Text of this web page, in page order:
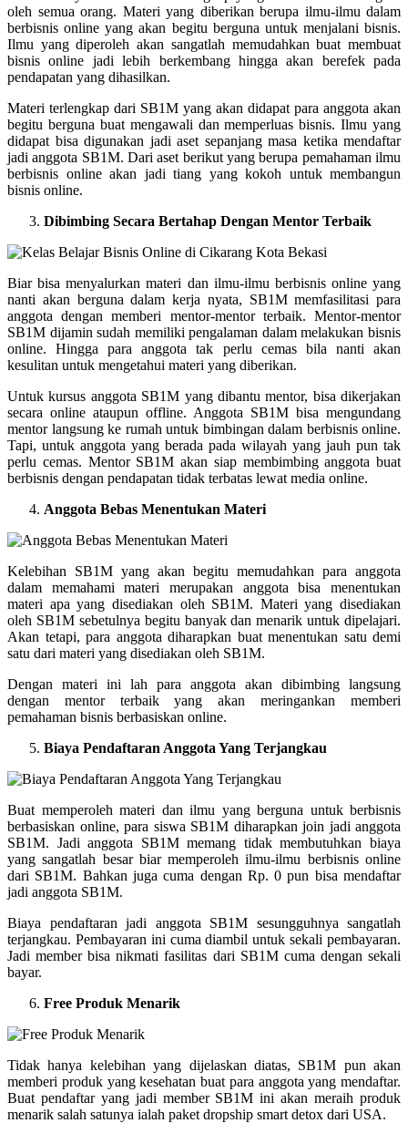
oleh semua orang. Materi yang diberikan berupa ilmu-ilmu dalam
berbisnis online yang akan begitu berguna untuk menjalani bisnis.
Ilmu yang diperoleh akan sangatlah memudahkan buat membuat
bisnis online jadi lebih berkembang hingga akan berefek pada
pendapatan yang dihasilkan.
Materi terlengkap dari SB1M yang akan didapat para anggota akan
begitu berguna buat mengawali dan memperluas bisnis. Ilmu yang
didapat bisa digunakan jadi aset sepanjang masa ketika mendaftar
jadi anggota SB1M. Dari aset berikut yang berupa pemahaman ilmu
berbisnis online akan jadi tiang yang kokoh untuk membangun
bisnis online.
Dibimbing Secara Bertahap Dengan Mentor Terbaik
Biar bisa menyalurkan materi dan ilmu-ilmu berbisnis online yang
nanti akan berguna dalam kerja nyata, SB1M memfasilitasi para
anggota dengan memberi mentor-mentor terbaik. Mentor-mentor
SB1M dijamin sudah memiliki pengalaman dalam melakukan bisnis
online. Hingga para anggota tak perlu cemas bila nanti akan
kesulitan untuk mengetahui materi yang diberikan.
Untuk kursus anggota SB1M yang dibantu mentor, bisa dikerjakan
secara online ataupun offline. Anggota SB1M bisa mengundang
mentor langsung ke rumah untuk bimbingan dalam berbisnis online.
Tapi, untuk anggota yang berada pada wilayah yang jauh pun tak
perlu cemas. Mentor SB1M akan siap membimbing anggota buat
berbisnis dengan pendapatan tidak terbatas lewat media online.
Anggota Bebas Menentukan Materi
Kelebihan SB1M yang akan begitu memudahkan para anggota
dalam memahami materi merupakan anggota bisa menentukan
materi apa yang disediakan oleh SB1M. Materi yang disediakan
oleh SB1M sebetulnya begitu banyak dan menarik untuk dipelajari.
Akan tetapi, para anggota diharapkan buat menentukan satu demi
satu dari materi yang disediakan oleh SB1M.
Dengan materi ini lah para anggota akan dibimbing langsung
dengan mentor terbaik yang akan meringankan memberi
pemahaman bisnis berbasiskan online.
Biaya Pendaftaran Anggota Yang Terjangkau
Buat memperoleh materi dan ilmu yang berguna untuk berbisnis
berbasiskan online, para siswa SB1M diharapkan join jadi anggota
SB1M. Jadi anggota SB1M memang tidak membutuhkan biaya
yang sangatlah besar biar memperoleh ilmu-ilmu berbisnis online
dari SB1M. Bahkan juga cuma dengan Rp. 0 pun bisa mendaftar
jadi anggota SB1M.
Biaya pendaftaran jadi anggota SB1M sesungguhnya sangatlah
terjangkau. Pembayaran ini cuma diambil untuk sekali pembayaran.
Jadi member bisa nikmati fasilitas dari SB1M cuma dengan sekali
bayar.
Free Produk Menarik
Tidak hanya kelebihan yang dijelaskan diatas, SB1M pun akan
memberi produk yang kesehatan buat para anggota yang mendaftar.
Buat pendaftar yang jadi member SB1M ini akan meraih produk
menarik salah satunya ialah paket dropship smart detox dari USA.